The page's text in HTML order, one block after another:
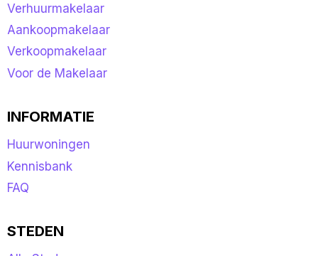
Verhuurmakelaar
Aankoopmakelaar
Verkoopmakelaar
Voor de Makelaar
INFORMATIE
Huurwoningen
Kennisbank
FAQ
STEDEN